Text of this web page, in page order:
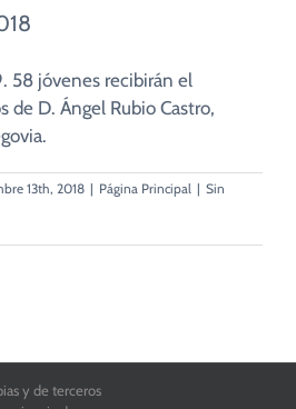
58 jóvenes recibirán el
de D. Ángel Rubio Castro,
13th, 2018 | Página Principal | Sin
la Cruz de Toledo. Copyright 2016
y de terceros